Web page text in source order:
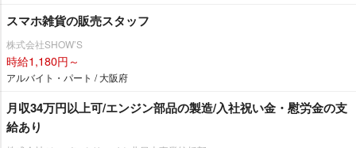
スマホ雑貨の販売スタッフ
株式会社SHOW’S
時給1,180円～
アルバイト・パート / 大阪府
月収34万円以上可/エンジン部品の製造/入社祝い金・慰労金の支
給あり